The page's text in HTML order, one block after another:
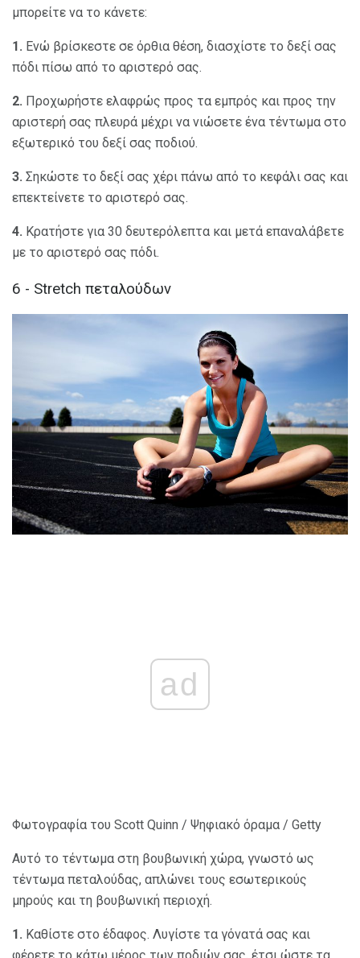
μπορείτε να το κάνετε:
1. Ενώ βρίσκεστε σε όρθια θέση, διασχίστε το δεξί σας
πόδι πίσω από το αριστερό σας.
2. Προχωρήστε ελαφρώς προς τα εμπρός και προς την
αριστερή σας πλευρά μέχρι να νιώσετε ένα τέντωμα στο
εξωτερικό του δεξί σας ποδιού.
3. Σηκώστε το δεξί σας χέρι πάνω από το κεφάλι σας και
επεκτείνετε το αριστερό σας.
4. Κρατήστε για 30 δευτερόλεπτα και μετά επαναλάβετε
με το αριστερό σας πόδι.
6 - Stretch πεταλούδων
ad
Φωτογραφία του Scott Quinn / Ψηφιακό όραμα / Getty
Αυτό το τέντωμα στη βουβωνική χώρα, γνωστό ως
τέντωμα πεταλούδας, απλώνει τους εσωτερικούς
μηρούς και τη βουβωνική περιοχή.
1. Καθίστε στο έδαφος. Λυγίστε τα γόνατά σας και